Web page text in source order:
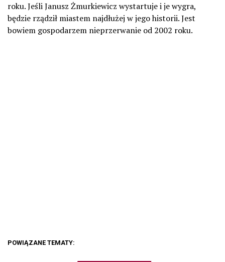
roku. Jeśli Janusz Żmurkiewicz wystartuje i je wygra,
będzie rządził miastem najdłużej w jego historii. Jest
bowiem gospodarzem nieprzerwanie od 2002 roku.
POWIĄZANE TEMATY: